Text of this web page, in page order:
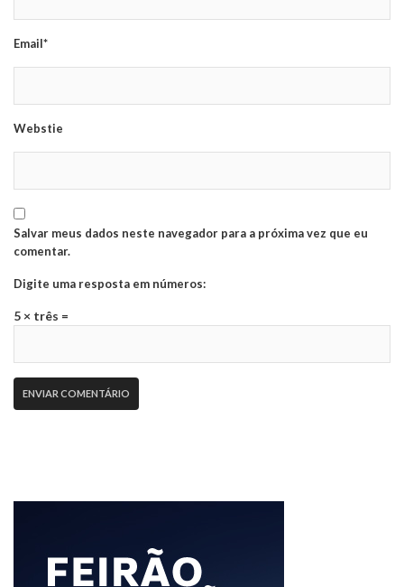
Email*
Webstie
Salvar meus dados neste navegador para a próxima vez que eu
comentar.
Digite uma resposta em números:
5 × três =